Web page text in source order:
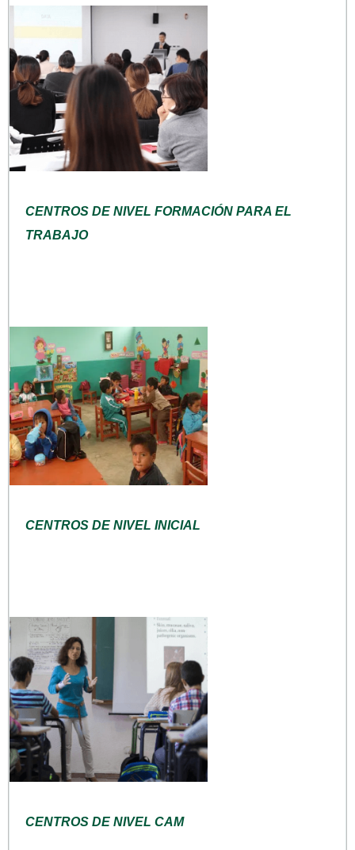
CENTROS DE NIVEL FORMACIÓN PARA EL
TRABAJO
CENTROS DE NIVEL INICIAL
CENTROS DE NIVEL CAM